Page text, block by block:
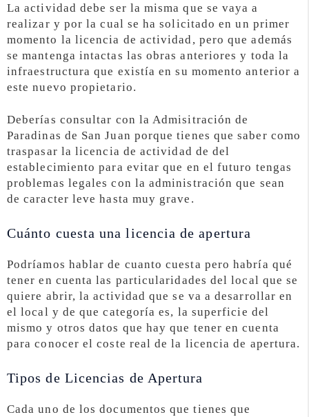
La actividad debe ser la misma que se vaya a
realizar y por la cual se ha solicitado en un primer
momento la licencia de actividad, pero que además
se mantenga intactas las obras anteriores y toda la
infraestructura que existía en su momento anterior a
este nuevo propietario.
Deberías consultar con la Admisitración de
Paradinas de San Juan porque tienes que saber como
traspasar la licencia de actividad de del
establecimiento para evitar que en el futuro tengas
problemas legales con la administración que sean
de caracter leve hasta muy grave.
Cuánto cuesta una licencia de apertura
Podríamos hablar de cuanto cuesta pero habría qué
tener en cuenta las particularidades del local que se
quiere abrir, la actividad que se va a desarrollar en
el local y de que categoría es, la superficie del
mismo y otros datos que hay que tener en cuenta
para conocer el coste real de la licencia de apertura.
Tipos de Licencias de Apertura
Cada uno de los documentos que tienes que